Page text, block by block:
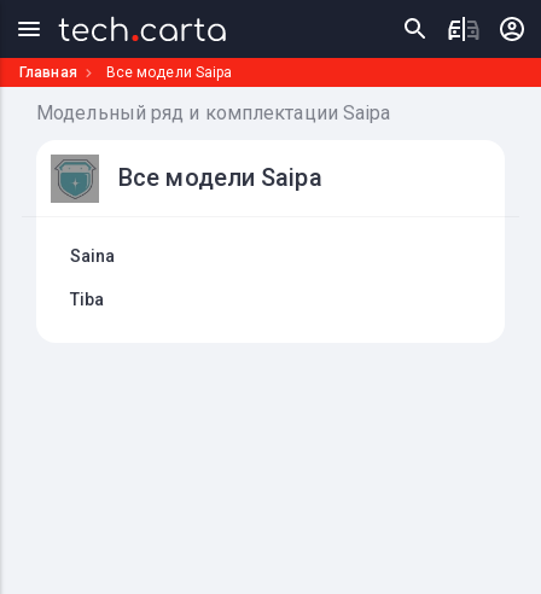
Главная Все модели Saipa
Модельный ряд и комплектации Saipa
Все модели Saipa
Saina
Tiba